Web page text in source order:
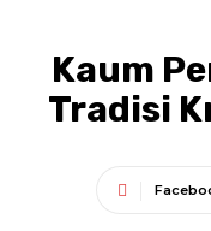
Kaum
Tradisi